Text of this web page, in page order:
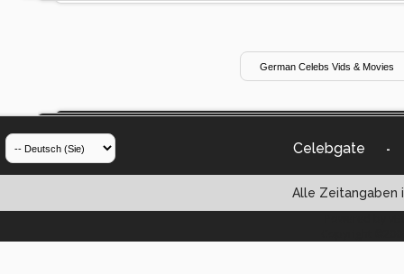
Celebgate -
Alle Zeitangaben